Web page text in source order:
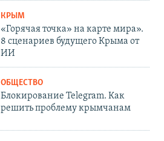
КРЫМ
«Горячая точка» на карте мира».
8 сценариев будущего Крыма от
ИИ
ОБЩЕСТВО
Блокирование Telegram. Как
решить проблему крымчанам